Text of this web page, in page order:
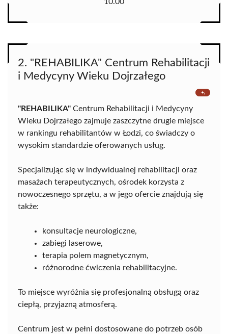
10.00
2. "REHABILIKA" Centrum Rehabilitacji
i Medycyny Wieku Dojrzałego
"REHABILIKA" Centrum Rehabilitacji i Medycyny
Wieku Dojrzałego zajmuje zaszczytne drugie miejsce
w rankingu rehabilitantów w Łodzi, co świadczy o
wysokim standardzie oferowanych usług.
Specjalizując się w indywidualnej rehabilitacji oraz
masażach terapeutycznych, ośrodek korzysta z
nowoczesnego sprzętu, a w jego ofercie znajdują się
także:
konsultacje neurologiczne,
zabiegi laserowe,
terapia polem magnetycznym,
różnorodne ćwiczenia rehabilitacyjne.
To miejsce wyróżnia się profesjonalną obsługą oraz
ciepłą, przyjazną atmosferą.
Centrum jest w pełni dostosowane do potrzeb osób